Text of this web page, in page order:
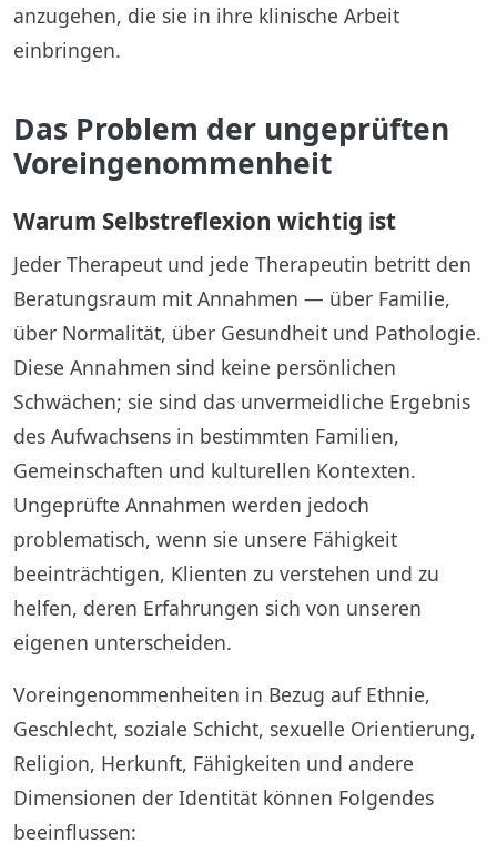
anzugehen, die sie in ihre klinische Arbeit
einbringen.
Das Problem der ungeprüften
Voreingenommenheit
Warum Selbstreflexion wichtig ist
Jeder Therapeut und jede Therapeutin betritt den
Beratungsraum mit Annahmen — über Familie,
über Normalität, über Gesundheit und Pathologie.
Diese Annahmen sind keine persönlichen
Schwächen; sie sind das unvermeidliche Ergebnis
des Aufwachsens in bestimmten Familien,
Gemeinschaften und kulturellen Kontexten.
Ungeprüfte Annahmen werden jedoch
problematisch, wenn sie unsere Fähigkeit
beeinträchtigen, Klienten zu verstehen und zu
helfen, deren Erfahrungen sich von unseren
eigenen unterscheiden.
Voreingenommenheiten in Bezug auf Ethnie,
Geschlecht, soziale Schicht, sexuelle Orientierung,
Religion, Herkunft, Fähigkeiten und andere
Dimensionen der Identität können Folgendes
beeinflussen: